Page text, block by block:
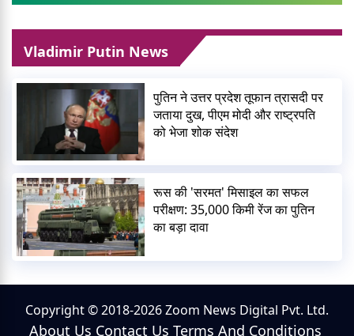
Vladimir Putin News
पुतिन ने उत्तर प्रदेश तूफान त्रासदी पर
जताया दुख, पीएम मोदी और राष्ट्रपति
को भेजा शोक संदेश
रूस की 'सरमत' मिसाइल का सफल
परीक्षण: 35,000 किमी रेंज का पुतिन
का बड़ा दावा
Copyright © 2018-2026 Zoom News Digital Pvt. Ltd.
About Us Contact Us Terms And Conditions